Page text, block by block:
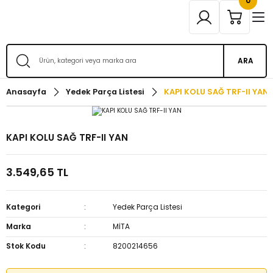
ARA
Anasayfa Yedek Parça Listesi KAPI KOLU SAĞ TRF-II YAN
KAPI KOLU SAĞ TRF-II YAN
3.549,65 TL
Kategori
Yedek Parça Listesi
Marka
MİTA
Stok Kodu
8200214656